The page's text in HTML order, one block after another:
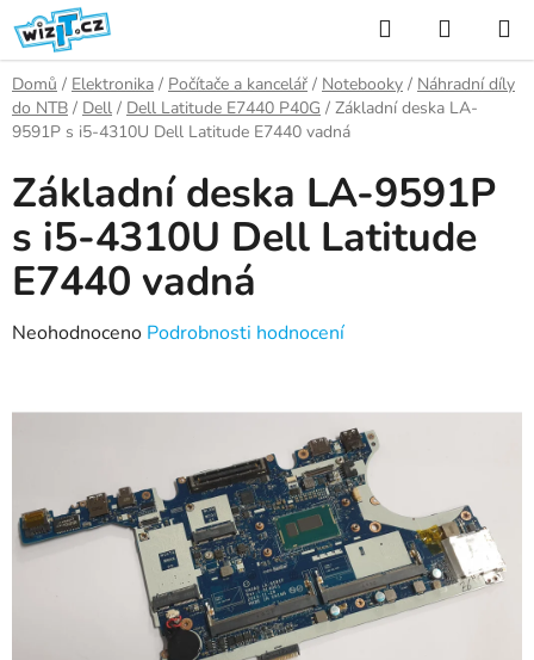
Přejít
na
obsah
Hledat
KOŠÍK
Domů / Elektronika / Počítače a kancelář / Notebooky / Náhradní díly
do NTB / Dell / Dell Latitude E7440 P40G / Základní deska LA-
9591P s i5-4310U Dell Latitude E7440 vadná
Základní deska LA-9591P
s i5-4310U Dell Latitude
E7440 vadná
Průměrné
5
hvězdiček.
Neohodnoceno Podrobnosti hodnocení